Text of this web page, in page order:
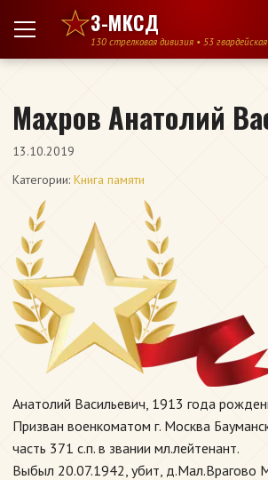
Перейти к содержимому
3-МКСД
130 стрелковая дивизия • 53
Махров Анатолий
13.10.2019
Категории: Книга памяти
Анатолий Васильевич, 1913 года
Призван военкоматом г. Москва
часть 371 с.п. в звании мл.лейтенант.
Выбыл 20.07.1942, убит, д.Мал.Врагово